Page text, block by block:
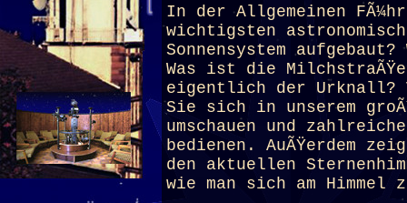
In der Allgemeinen
wichtigsten
Sonnensystem
Was ist die
eigentlich der Urknall?
Sie sich in unserem
umschauen und
bedienen. AuÃŸerdem
den aktuellen
wie man sich am